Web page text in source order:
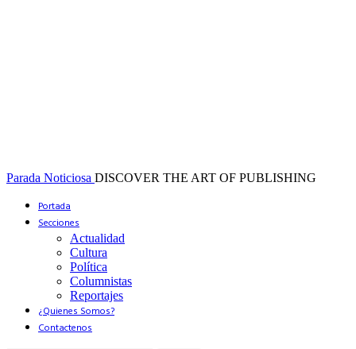
Parada Noticiosa DISCOVER THE ART OF PUBLISHING
Portada
Secciones
Actualidad
Cultura
Política
Columnistas
Reportajes
¿Quienes Somos?
Contactenos